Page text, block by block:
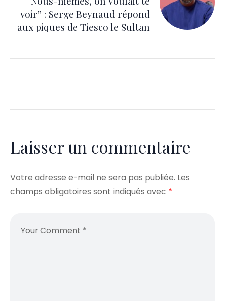
voir” : Serge Beynaud répond
aux piques de Tiesco le Sultan
Laisser un commentaire
Votre adresse e-mail ne sera pas publiée. Les
champs obligatoires sont indiqués avec *